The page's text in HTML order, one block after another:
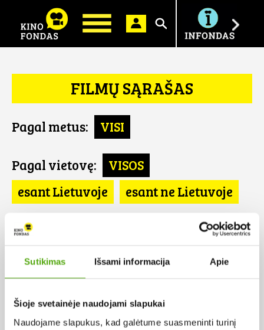
Sutikimas Išsami informacija Apie
Šioje svetainėje naudojami slapukai
Naudojame slapukus, kad galėtume suasmeninti turinį
Ieškoti
FILMŲ SĄRAŠAS
Pagal metus: VISI
Pagal vietovę:
VISOS
esant Lietuvoje
esant ne Lietuvoje
Pagal šalį:
Izraelis
Pagal abėcėlę: